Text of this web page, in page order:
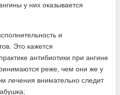
у них оказывается
и
Это кажется
антибиотики при ангине
реже, чем они же у
лечения внимательно следит